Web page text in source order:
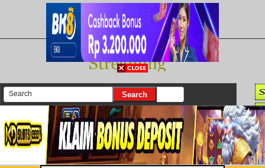
There are currently 25639 movies on our website
Login